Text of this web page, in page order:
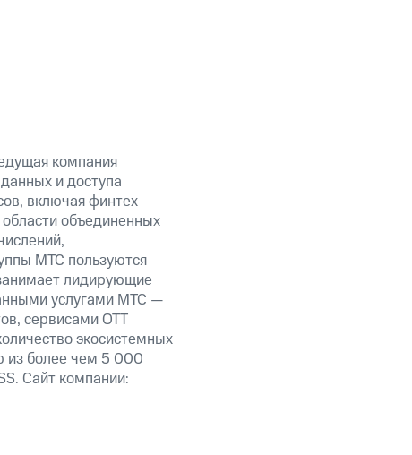
компания
и доступа
включая финтех
объединенных
МТС пользуются
лидирующие
услугами МТС —
сервисами OTT
экосистемных
из более чем 5 000
Сайт компании: